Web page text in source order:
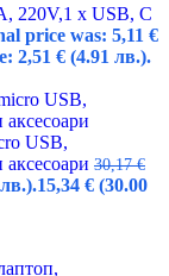
220V,1 x USB, С
price was: 5,11 €
2,51 € (4.91 лв.).
USB,
30,17€
15,34 € (30.00